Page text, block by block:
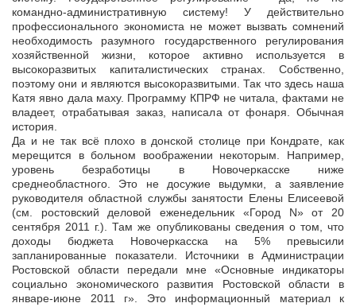
командно-административную систему! У действительно
профессионального экономиста не может вызвать сомнений
необходимость разумного государственного регулирования
хозяйственной жизни, которое активно используется в
высокоразвитых капиталистических странах. Собственно,
поэтому они и являются высокоразвитыми. Так что здесь наша
Катя явно дала маху. Программу КПРФ не читала, фактами не
владеет, отрабатывая заказ, написала от фонаря. Обычная
история.
Да и не так всё плохо в донской столице при Кондрате, как
мерещится в больном воображении некоторым. Например,
уровень безработицы в Новочеркасске ниже
среднеобластного. Это не досужие выдумки, а заявление
руководителя областной службы занятости Елены Елисеевой
(см. ростовский деловой еженедельник «Город N» от 20
сентября 2011 г.). Там же опубликованы сведения о том, что
доходы бюджета Новочеркасска на 5% превысили
запланированные показатели. Источники в Администрации
Ростовской области передали мне «Основные индикаторы
социально экономического развития Ростовской области в
январе-июне 2011 г». Это информационный материал к